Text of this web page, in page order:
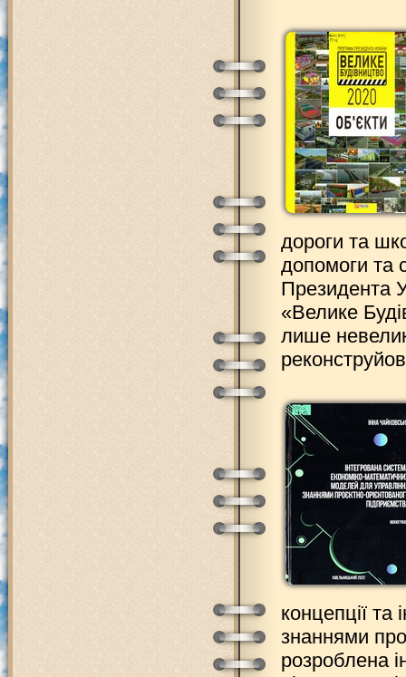
дороги та
допомоги та
Президента
«Велике
лише
концепції
знаннями
розроблена